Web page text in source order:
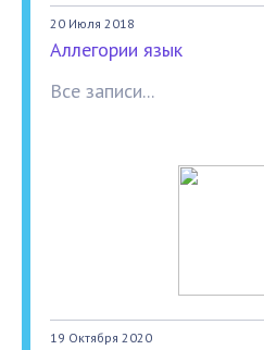
20 Июля 2018
Аллегории язык
Все записи...
19 Октября 2020